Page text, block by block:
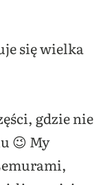
się wielka
gdzie nie
😉 My